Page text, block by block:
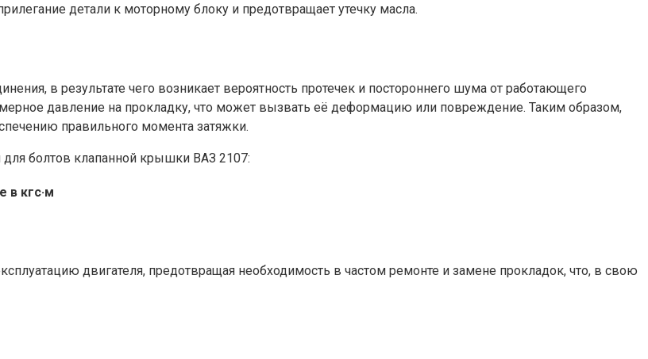
детали к моторному блоку и предотвращает утечку масла.
в результате чего возникает вероятность протечек и постороннего шума от работающего
давление на прокладку, что может вызвать её деформацию или повреждение. Таким образом,
правильного момента затяжки.
болтов клапанной крышки ВАЗ 2107:
в кгс·м
двигателя, предотвращая необходимость в частом ремонте и замене прокладок, что, в свою